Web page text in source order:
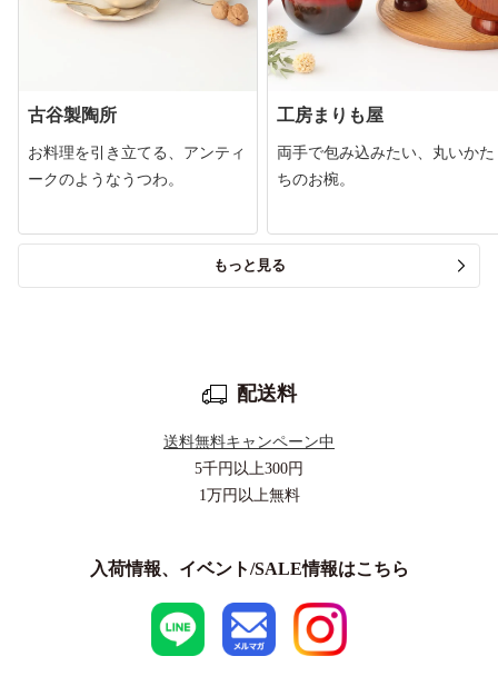
古谷製陶所
お料理を引き立てる、アンティ
ークのようなうつわ。
工房まりも屋
両手で包み込みたい、丸いかた
ちのお椀。
もっと見る
配送料
送料無料キャンペーン中
5千円以上300円
1万円以上無料
入荷情報、イベント/SALE情報はこちら